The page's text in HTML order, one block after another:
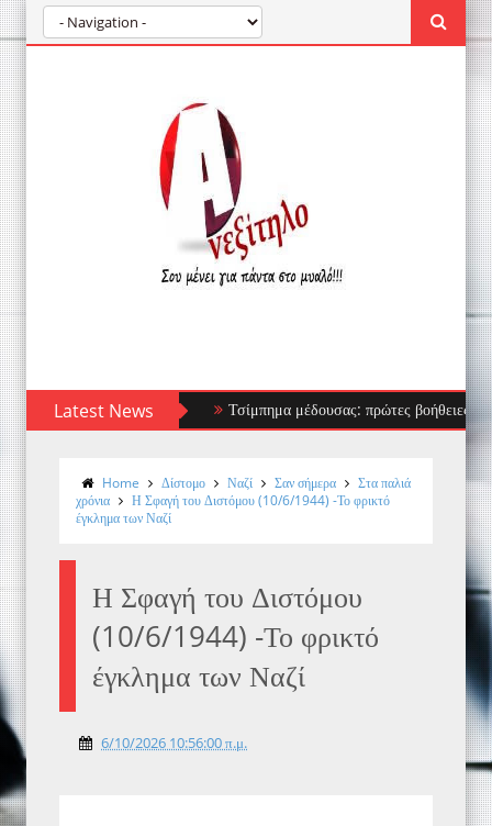
Latest News Τσίμπημα μέδουσας: πρώτες βοήθειες, τι να
Home Δίστομο Ναζί Σαν σήμερα
Στα παλιά
χρόνια
Η Σφαγή του Διστόμου (10/6/1944) -Το φρικτό
έγκλημα των Ναζί
Η Σφαγή του Διστόμου
(10/6/1944) -Το φρικτό
έγκλημα των Ναζί
6/10/2026 10:56:00 π.μ.